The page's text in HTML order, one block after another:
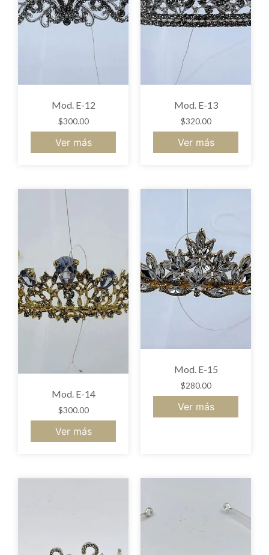
Mod. E-12
$300.00
Ver más
Mod. E-13
$320.00
Ver más
Mod. E-14
$300.00
Ver más
Mod. E-15
$280.00
Ver más